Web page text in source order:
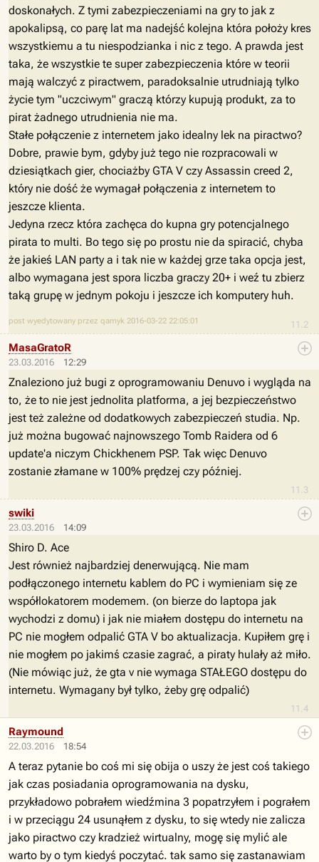
11.2
doskonałych. Z tymi zabezpieczeniami na gry to jak z
apokalipsą, co parę lat ma nadejść kolejna która położy kres
wszystkiemu a tu niespodzianka i nic z tego. A prawda jest
taka, że wszystkie te super zabezpieczenia które w teorii
mają walczyć z piractwem, paradoksalnie utrudniają tylko
życie tym "uczciwym" graczą którzy kupują produkt, za to
pirat żadnego utrudnienia nie ma.
Stałe połączenie z internetem jako idealny lek na piractwo?
Dobre, prawie bym, gdyby już tego nie rozpracowali w
dziesiątkach gier, chociażby GTA V czy Assassin creed 2,
który nie dość że wymagał połączenia z internetem to
jeszcze klienta.
Jedyna rzecz która zachęca do kupna gry potencjalnego
pirata to multi. Bo tego się po prostu nie da spiracić, chyba
że jakieś LAN party a i tak nie w każdej grze taka opcja jest,
albo wymagana jest spora liczba graczy 20+ i weź tu zbierz
taką grupę w jednym pokoju i jeszcze ich komputery huh.
post wyedytowany przez qamyk 2016-03-22 22:05:01
23.03.2016 12:29
11.3
MasaGratoR
Znaleziono już bugi z oprogramowaniu Denuvo i wygląda na
to, że to nie jest jednolita platforma, a jej bezpieczeństwo
jest też zależne od dodatkowych zabezpieczeń studia. Np.
już można bugować najnowszego Tomb Raidera od 6
update'a niczym Chickhenem PSP. Tak więc Denuvo
zostanie złamane w 100% prędzej czy później.
23.03.2016 14:09
11.4
swiki
Shiro D. Ace
Jest również najbardziej denerwującą. Nie mam
podłączonego internetu kablem do PC i wymieniam się ze
współlokatorem modemem. (on bierze do laptopa jak
wychodzi z domu) i jak nie miałem dostępu do internetu na
PC nie mogłem odpalić GTA V bo aktualizacja. Kupiłem grę i
nie mogłem po jakimś czasie zagrać, a piraty hulały aż miło.
(Nie mówiąc już, że gta v nie wymaga STAŁEGO dostępu do
internetu. Wymagany był tylko, żeby grę odpalić)
22.03.2016 18:54
Raymound
A teraz pytanie bo coś mi się obija o uszy że jest coś takiego
jak czas posiadania oprogramowania na dysku,
przykładowo pobrałem wiedźmina 3 popatrzyłem i pograłem
i w przeciągu 24 usunąłem z dysku, to się wtedy nie zalicza
jako piractwo czy kradzież wirtualny, mogę się mylić ale
warto by o tym kiedyś poczytać. tak samo się zastanawiam